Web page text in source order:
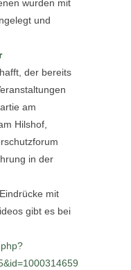
wurden mit
und
der bereits
am
Hilshof,
in der
mit
gibt es bei